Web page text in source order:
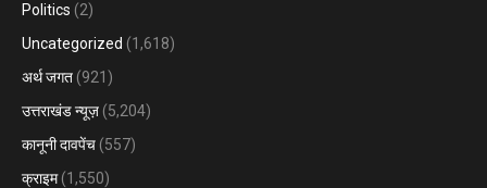
Politics (2)
Uncategorized (1,618)
अर्थ जगत (921)
उत्तराखंड न्यूज़ (5,204)
कानूनी दावपेंच (557)
क्राइम(1,550)